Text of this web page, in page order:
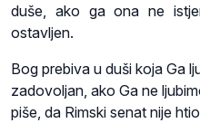
duše, ako ga ona ne
ostavljen.
Bog prebiva u duši koja Ga
zadovoljan, ako Ga ne
piše, da Rimski senat nije